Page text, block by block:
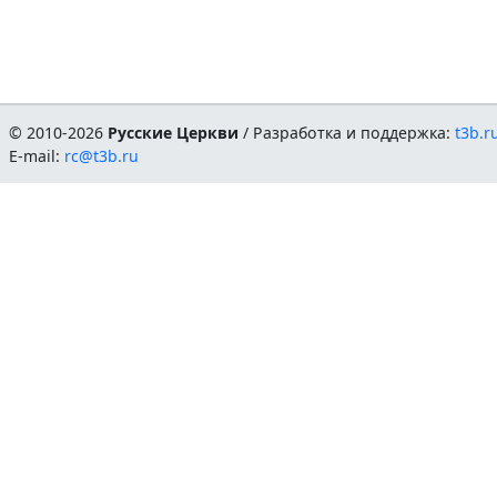
© 2010-2026 Русские Церкви / Разработка и поддержка:
E-mail: rc@t3b.ru